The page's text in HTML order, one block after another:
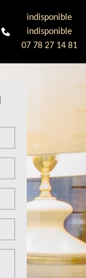
indisponible
indisponible
07 78 27 14 81